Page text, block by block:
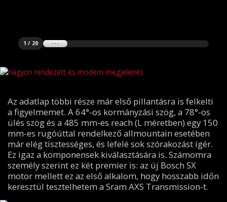
1 / 20
Az adatlap többi része már első pillantásra is felkelti
a figyelmemet. A 64°-os kormányzási szög, a 78°-os
ülés szög és a 485 mm-es reach (L méretben) egy 150
mm-es rugóúttal rendelkező allmountain esetében
már elég tisztességes, és lefelé sok szórakozást ígér.
Ez igaz a komponensek kiválasztására is. Számomra
személy szerint ez két premier is: az új Bosch SX
motor mellett ez az első alkalom, hogy hosszabb időn
keresztül tesztelhetem a Sram AXS Transmission-t.